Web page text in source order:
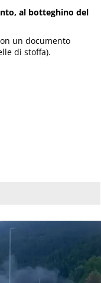
al botteghino del
un documento
di stoffa).